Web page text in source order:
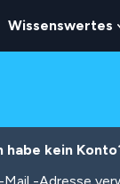
Show
Wissenswertes
habe kein